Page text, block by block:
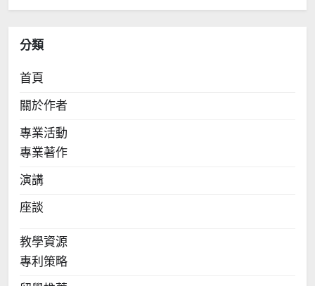
分類
首頁
關於作者
專業活動
專業著作
演講
座談
教學資源
專利策略